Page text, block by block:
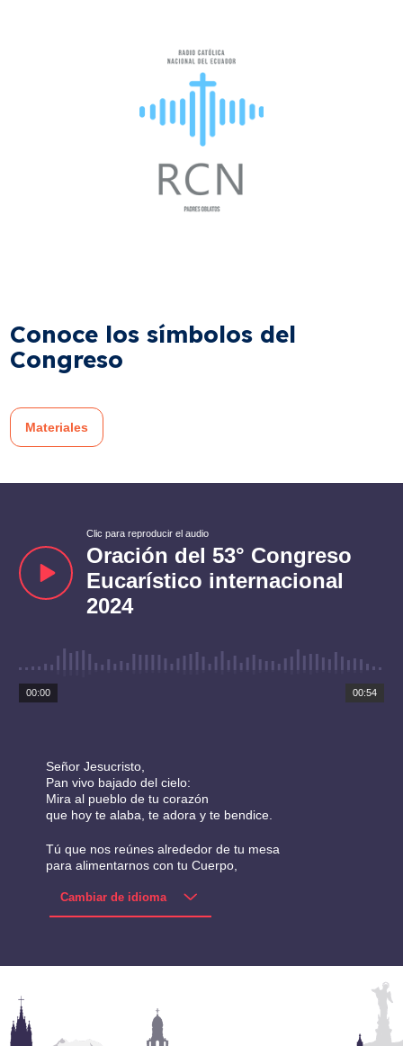
Conoce los símbolos del
Congreso
Materiales
Clic para reproducir el audio
Oración del 53° Congreso
Eucarístico internacional
2024
00:54
00:00
Señor Jesucristo,
Pan vivo bajado del cielo:
Mira al pueblo de tu corazón
que hoy te alaba, te adora y te bendice.
Tú que nos reúnes alrededor de tu mesa
para alimentarnos con tu Cuerpo,
nos unamos como verdaderos hermanos,
hijos del Padre Celestial.
para que buscando caminos de fraternidad: